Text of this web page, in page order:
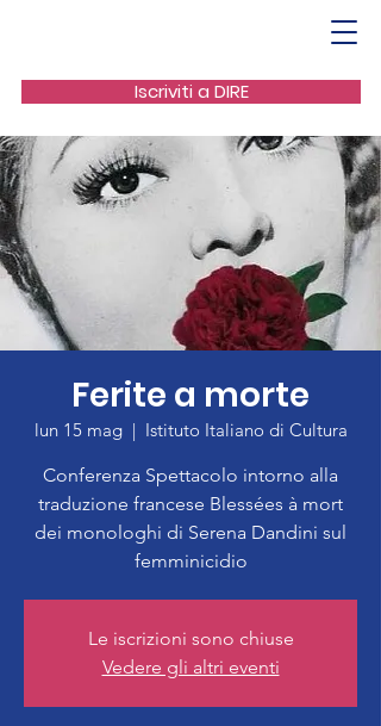
Iscriviti a DIRE
Ferite a morte
lun 15 mag
  |
Istituto Italiano di Cultura
Conferenza Spettacolo intorno alla
traduzione francese Blessées à mort
dei monologhi di Serena Dandini sul
femminicidio
Le iscrizioni sono chiuse
Vedere gli altri eventi